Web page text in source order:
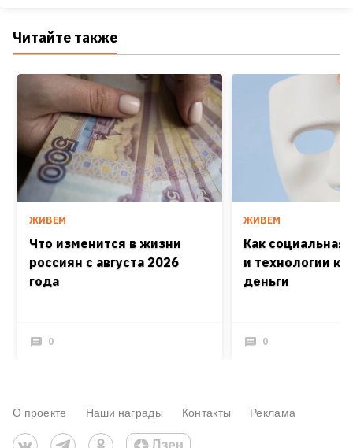
Читайте также
ЖИВЕМ
Что изменится в жизни
россиян с августа 2026
года
0
ЖИВЕМ
Как
и технологии
деньги
0
О проекте Наши награды Контакты Реклама